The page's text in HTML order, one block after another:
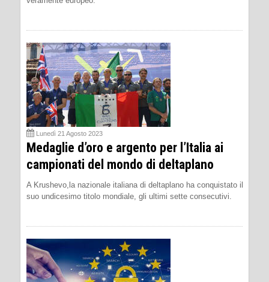
Lunedì 21 Agosto 2023
Medaglie d’oro e argento per l’Italia ai
campionati del mondo di deltaplano
A Krushevo,la nazionale italiana di deltaplano ha conquistato il
suo undicesimo titolo mondiale, gli ultimi sette consecutivi.